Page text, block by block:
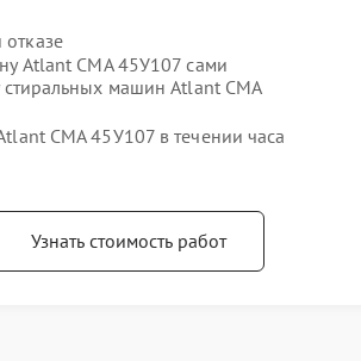
Atlant СМА 45У107 сами
стиральных машин Atlant СМА
СМА 45У107 в течении часа
Узнать стоимость работ